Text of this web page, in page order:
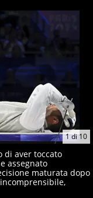
1di10
di aver toccato
assegnato
maturata dopo